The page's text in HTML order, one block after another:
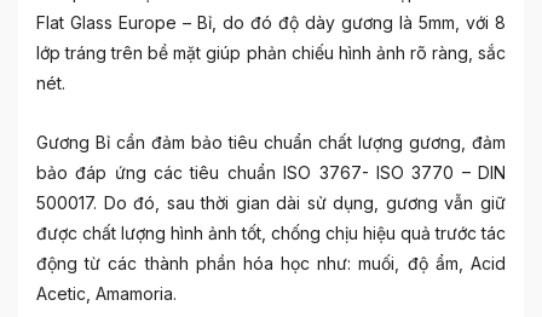
Flat Glass Europe – Bỉ, do đó độ dày gương là 5mm, với 8
lớp tráng trên bề mặt giúp phản chiếu hình ảnh rõ ràng, sắc
nét.
Gương Bỉ cần đảm bảo tiêu chuẩn chất lượng gương, đảm
bảo đáp ứng các tiêu chuẩn ISO 3767- ISO 3770 – DIN
500017. Do đó, sau thời gian dài sử dụng, gương vẫn giữ
được chất lượng hình ảnh tốt, chống chịu hiệu quả trước tác
động từ các thành phần hóa học như: muối, độ ẩm, Acid
Acetic, Amamoria.